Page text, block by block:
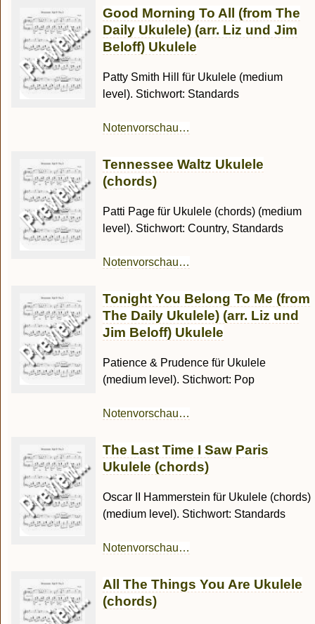
Good Morning To All (from The
Daily Ukulele) (arr. Liz und Jim
Beloff) Ukulele
Patty Smith Hill für Ukulele (medium
level). Stichwort: Standards
Notenvorschau…
Tennessee Waltz Ukulele
(chords)
Patti Page für Ukulele (chords) (medium
level). Stichwort: Country, Standards
Notenvorschau…
Tonight You Belong To Me (from
The Daily Ukulele) (arr. Liz und
Jim Beloff) Ukulele
Patience & Prudence für Ukulele
(medium level). Stichwort: Pop
Notenvorschau…
The Last Time I Saw Paris
Ukulele (chords)
Oscar II Hammerstein für Ukulele (chords)
(medium level). Stichwort: Standards
Notenvorschau…
All The Things You Are Ukulele
(chords)